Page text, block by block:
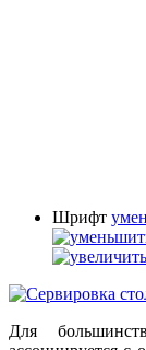
Шрифт
Для